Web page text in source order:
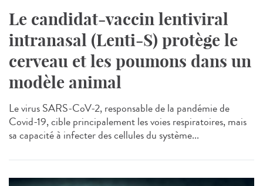
Le candidat-vaccin lentiviral
intranasal (Lenti-S) protège le
cerveau et les poumons dans un
modèle animal
Le virus SARS-CoV-2, responsable de la pandémie de
Covid-19, cible principalement les voies respiratoires, mais
sa capacité à infecter des cellules du système...